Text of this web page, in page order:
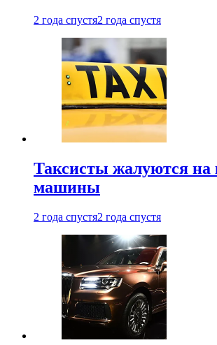
2 года спустя2 года спустя
Таксисты жалуются на
машины
2 года спустя2 года спустя